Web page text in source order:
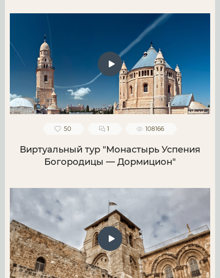
50 1 108166
Виртуальный тур "Монастырь Успения
Богородицы — Дормицион"